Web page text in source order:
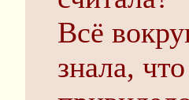
Всё
знала,